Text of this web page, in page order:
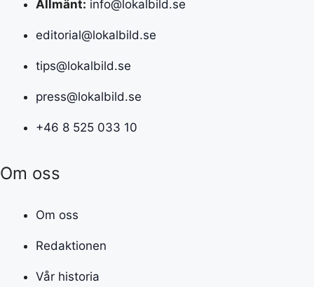
Allmänt: info@lokalbild.se
editorial@lokalbild.se
tips@lokalbild.se
press@lokalbild.se
+46 8 525 033 10
Om oss
Om oss
Redaktionen
Vår historia